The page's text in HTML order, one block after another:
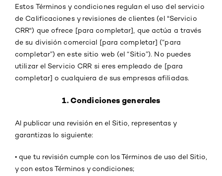
Estos Términos y condiciones regulan el uso del servicio
de Calificaciones y revisiones de clientes (el "Servicio
CRR") que ofrece [para completar], que actúa a través
de su división comercial [para completar] (“para
completar”) en este sitio web (el “Sitio”). No puedes
utilizar el Servicio CRR si eres empleado de [para
completar] o cualquiera de sus empresas afiliadas.
1. Condiciones generales
Al publicar una revisión en el Sitio, representas y
garantizas lo siguiente:
• que tu revisión cumple con los Términos de uso del Sitio,
y con estos Términos y condiciones;